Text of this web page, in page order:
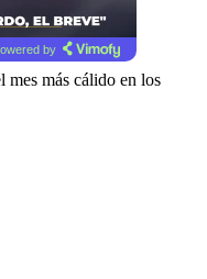
by
mes más cálido en los